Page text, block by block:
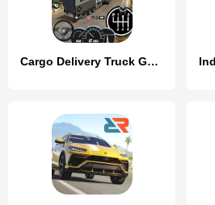
Cargo Delivery Truck Games 3D